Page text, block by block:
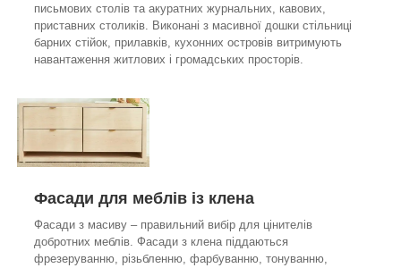
письмових столів та акуратних журнальних, кавових,
приставних столиків. Виконані з масивної дошки стільниці
барних стійок, прилавків, кухонних островів витримують
навантаження житлових і громадських просторів.
Фасади для меблів із клена
Фасади з масиву – правильний вибір для цінителів
добротних меблів. Фасади з клена піддаються
фрезеруванню, різьбленню, фарбуванню, тонуванню,